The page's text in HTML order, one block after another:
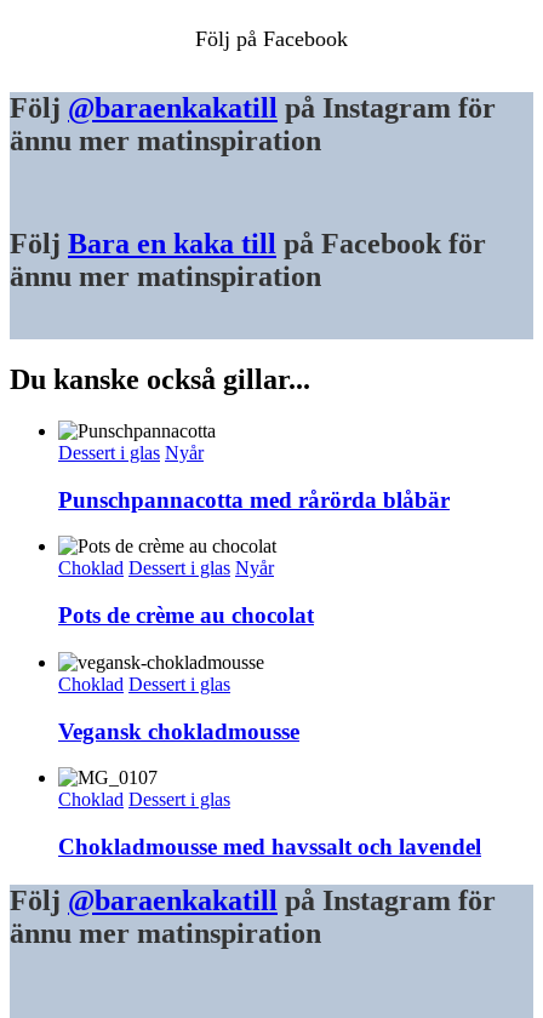
Följ på Facebook
Följ @baraenkakatill på Instagram för
ännu mer matinspiration
Följ Bara en kaka till på Facebook för
ännu mer matinspiration
Du kanske också gillar...
Dessert i glas Nyår
Punschpannacotta med rårörda blåbär
Choklad Dessert i glas Nyår
Pots de crème au chocolat
Choklad Dessert i glas
Vegansk chokladmousse
Choklad Dessert i glas
Chokladmousse med havssalt och lavendel
Följ @baraenkakatill på Instagram för
ännu mer matinspiration